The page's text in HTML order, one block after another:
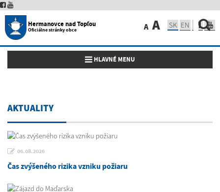
Hermanovce nad Topľou
Oficiálne stránky obce A A SK EN
Toggle navigation
HLAVNÉ MENU
AKTUALITY
06.08.2026
Čas zvýšeného rizika vzniku požiaru